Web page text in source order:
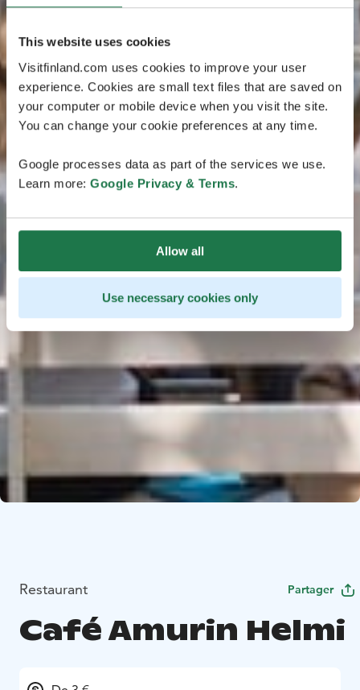
This website uses cookies
Visitfinland.com uses cookies to improve your user
experience. Cookies are small text files that are saved on
your computer or mobile device when you visit the site.
You can change your cookie preferences at any time.
Google processes data as part of the services we use.
Learn more: Google Privacy & Terms.
Allow all
Use necessary cookies only
Restaurant Partager
Café Amurin Helmi